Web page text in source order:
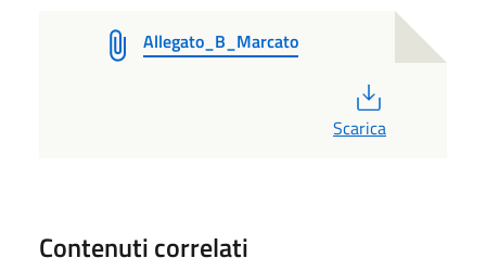
Allegato_B_Marcato
Scarica
Contenuti correlati